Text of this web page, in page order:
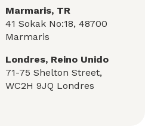
Marmaris, TR
41 Sokak No:18, 48700
Marmaris
Londres, Reino Unido
71-75 Shelton Street,
WC2H 9JQ Londres